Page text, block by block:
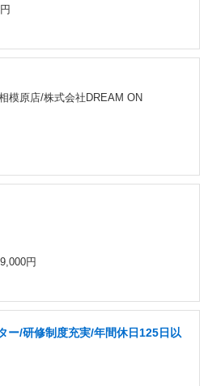
模原店/株式会社DREAM ON
円
ー/研修制度充実/年間休日125日以